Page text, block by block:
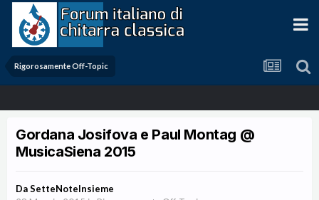
Rigorosamente Off-Topic
Gordana Josifova e Paul Montag @
MusicaSiena 2015
DaSetteNoteInsieme